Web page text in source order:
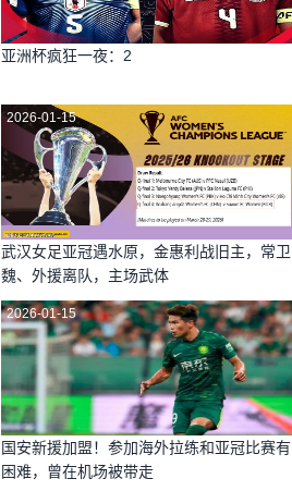
亚洲杯疯狂一夜：2
2026-01-15
武汉女足亚冠遇水原，金惠利战旧主，常卫
魏、外援离队，主场武体
2026-01-15
国安新援加盟！参加海外拉练和亚冠比赛有
困难，曾在机场被带走